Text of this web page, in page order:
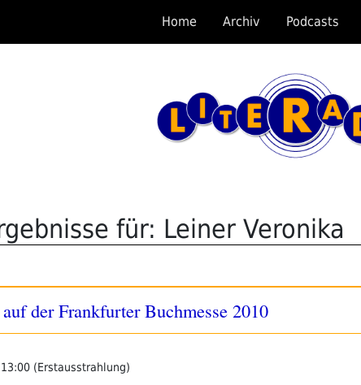
Home Archiv Podcasts
für: Leiner Veronika
der Frankfurter Buchmesse 2010
(Erstausstrahlung)